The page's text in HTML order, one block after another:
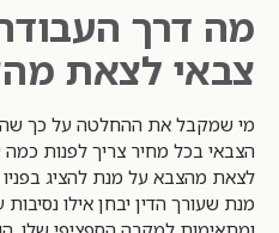
מה דרך
צבאי לצאת
מי שמקבל את ההחלטה על כך
הצבאי בכל מחיר צריך לפנות כמה
לצאת מהצבא על מנת להציג בפניו
מנת שעורך הדין יבחן אילו נסיבות